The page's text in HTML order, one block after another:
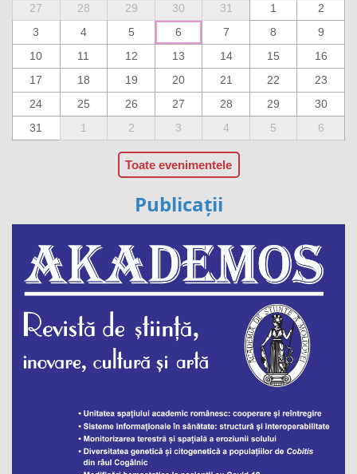
27
28 29 30 31 1
2
3
4 5 6 7 8
9
10
11 12 13 14 15
16
17
18 19 20 21 22
23
24
25 26 27 28 29
30
31
1 2 3 4 5 6
Toate evenimentele
Publicații